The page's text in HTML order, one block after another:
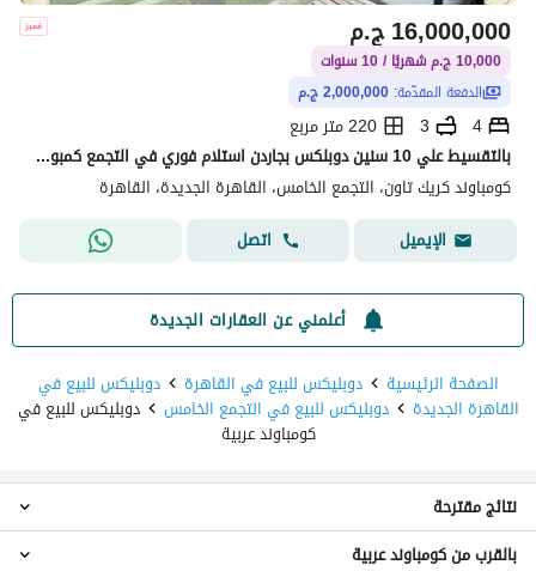
ج.م16,000,000
10,000 ج.م شهريًا / 10 سنوات
الدفعة المقدّمة: 2,000,000 ج.م
4
3
220 متر مربع
بالتقسيط علي 10 سنين دوبلكس بجاردن استلام فوري في التجمع كمبوند Creek
كومباوند كريك تاون، التجمع الخامس، القاهرة الجديدة، القاهرة
الإيميل
اتصل
أعلمني عن العقارات الجديدة
الصفحة الرئيسية
دوبليكس للبيع في القاهرة دوبليكس للبيع في
القاهرة الجديدة دوبليكس للبيع في التجمع الخامس دوبليكس للبيع في
كومباوند عربية
شقق للبيع في كومباوند عربية
نتائج مقترحة
بالقرب من كومباوند عربية